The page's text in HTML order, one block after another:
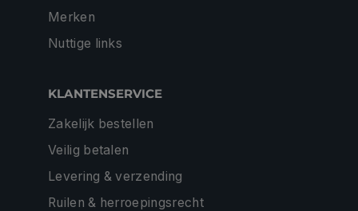
Merken
Nuttige links
KLANTENSERVICE
Zakelijk bestellen
Veilig betalen
Levering & verzending
Ruilen & herroepingsrecht